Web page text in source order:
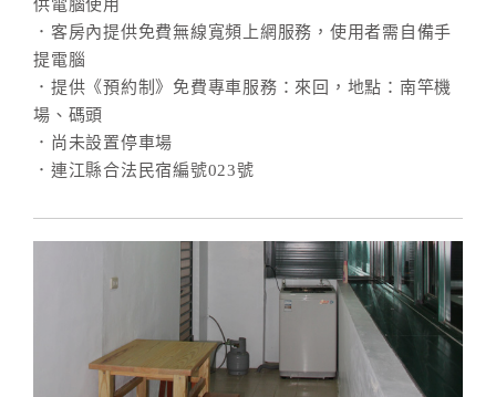
紅
詢
供電腦使用
．客房內提供免費無線寬頻上網服務，使用者需自備手
提電腦
．提供《預約制》免費專車服務：來回，地點：南竿機
場、碼頭
．尚未設置停車場
．連江縣合法民宿編號023號